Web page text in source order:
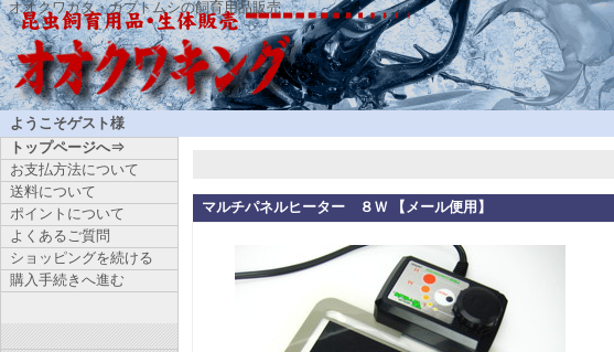
オオクワガタ・カブトムシの飼育用品販売
ようこそゲスト様
マルチパネルヒーター ８Ｗ 【メール便用】
トップページへ⇒
お支払方法について
送料について
ポイントについて
よくあるご質問
ショッピングを続ける
購入手続きへ進む